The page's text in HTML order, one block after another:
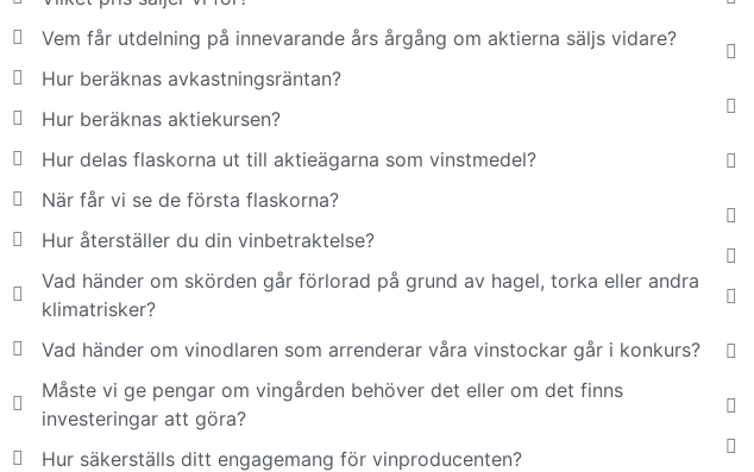
Vem får utdelning på innevarande års årgång om aktierna säljs vidare?
Hur beräknas avkastningsräntan?
Hur beräknas aktiekursen?
Hur delas flaskorna ut till aktieägarna som vinstmedel?
När får vi se de första flaskorna?
Hur återställer du din vinbetraktelse?
Vad händer om skörden går förlorad på grund av hagel, torka eller andra
klimatrisker?
Vad händer om vinodlaren som arrenderar våra vinstockar går i konkurs?
Måste vi ge pengar om vingården behöver det eller om det finns
investeringar att göra?
Hur säkerställs ditt engagemang för vinproducenten?